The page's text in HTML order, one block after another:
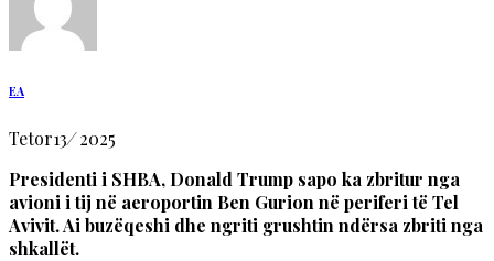
EA
Tetor13/2025
Presidenti i SHBA, Donald Trump sapo ka zbritur nga
avioni i tij në aeroportin Ben Gurion në periferi të Tel
Avivit. Ai buzëqeshi dhe ngriti grushtin ndërsa zbriti nga
shkallët.